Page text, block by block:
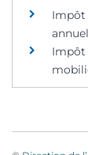
Impôt
Impôt